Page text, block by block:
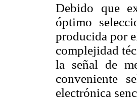
Debido que
óptimo
producida por
complejidad
la señal de
conveniente
electrónica